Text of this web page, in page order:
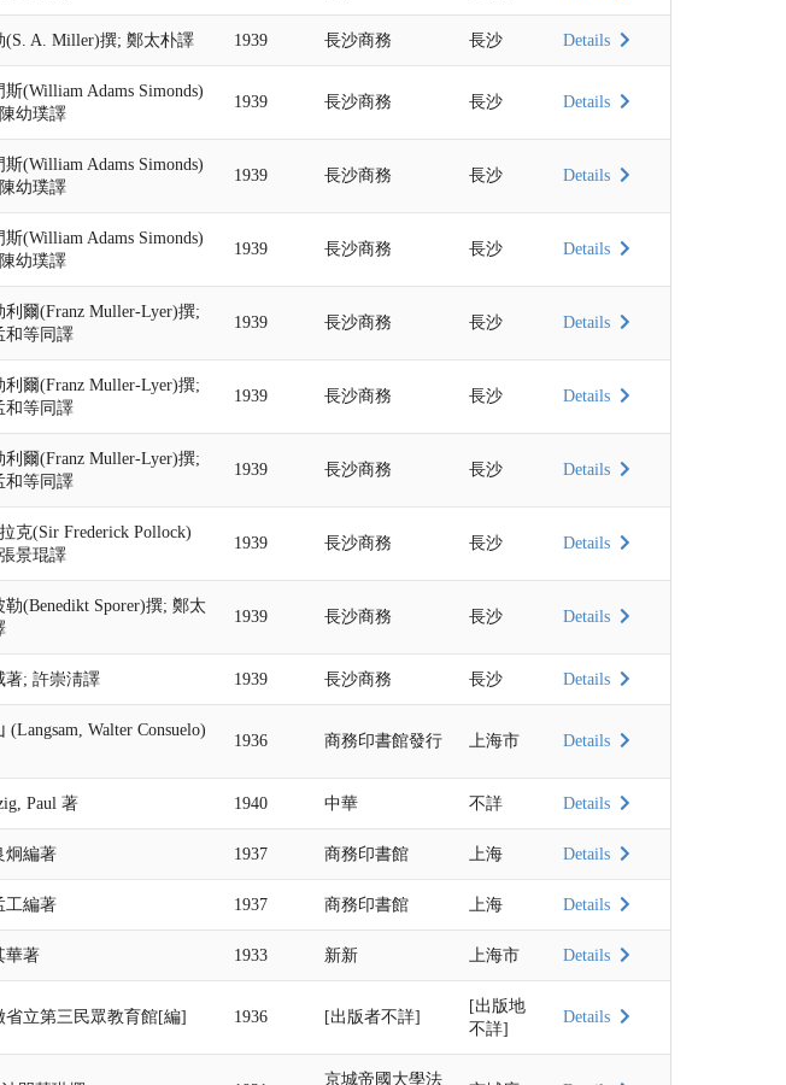
(S. A. Miller)撰; 鄭太朴譯 1939 長沙商務 長沙 Details
斯(William Adams Simonds)
幼璞譯
1939 長沙商務 長沙 Details
斯(William Adams Simonds)
幼璞譯
1939 長沙商務 長沙 Details
斯(William Adams Simonds)
幼璞譯
1939 長沙商務 長沙 Details
利爾(Franz Muller-Lyer)撰;
和等同譯
1939 長沙商務 長沙 Details
利爾(Franz Muller-Lyer)撰;
和等同譯
1939 長沙商務 長沙 Details
利爾(Franz Muller-Lyer)撰;
和等同譯
1939 長沙商務 長沙 Details
克(Sir Frederick Pollock)
景琨譯
1939 長沙商務 長沙 Details
勒(Benedikt Sporer)撰; 鄭太
1939 長沙商務 長沙 Details
著; 許崇淸譯 1939 長沙商務 長沙 Details
(Langsam, Walter Consuelo)
1936 商務印書館發行 上海市 Details
Paul 著 1940 中華 不詳 Details
炯編著 1937 商務印書館 上海 Details
工編著 1937 商務印書館 上海 Details
華著 1933 新新 上海市 Details
省立第三民眾教育館[編] 1936 [出版者不詳]
[出版地
不詳]
Details
京城帝國大學法